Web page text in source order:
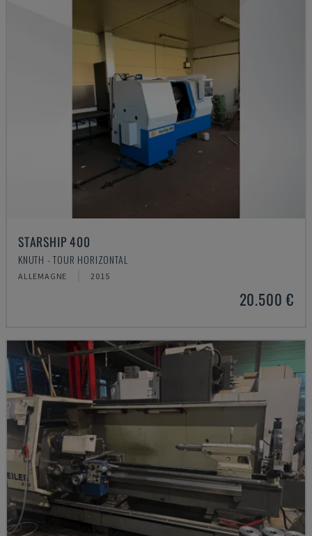
STARSHIP 400
KNUTH - TOUR HORIZONTAL
ALLEMAGNE 2015
20.500 €